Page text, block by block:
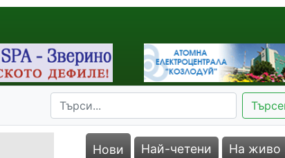
Нови Най-четени На живо
161 | 2026-08-06 19:29:30
Министър: Спряхме далаверата за